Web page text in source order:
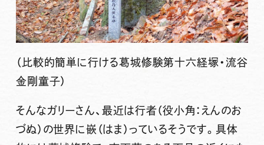
（比較的簡単に行ける葛城修験第十六経塚・流谷
金剛童子）
そんなガリーさん、最近は行者（役小角：えんのお
づぬ）の世界に嵌（はま）っているそうです。具体